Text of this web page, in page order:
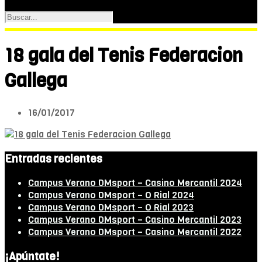
18 gala del Tenis Federacion
Gallega
16/01/2017
Entradas recientes
Campus Verano DMsport – Casino Mercantil 2024
Campus Verano DMsport – O Rial 2024
Campus Verano DMsport – O Rial 2023
Campus Verano DMsport – Casino Mercantil 2023
Campus Verano DMsport – Casino Mercantil 2022
¡Apúntate!